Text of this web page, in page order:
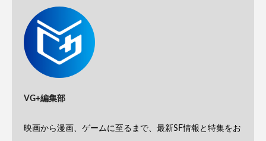
VG+編集部
映画から漫画、ゲームに至るまで、最新SF情報と特集をお